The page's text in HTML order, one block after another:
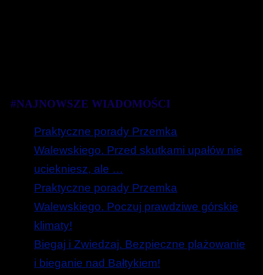
#NAJNOWSZE WIADOMOŚCI
Praktyczne porady Przemka
Walewskiego. Przed skutkami upałów nie
uciekniesz, ale …
Praktyczne porady Przemka
Walewskiego. Poczuj prawdziwe górskie
klimaty!
Biegaj i Zwiedzaj. Bezpieczne plażowanie
i bieganie nad Bałtykiem!